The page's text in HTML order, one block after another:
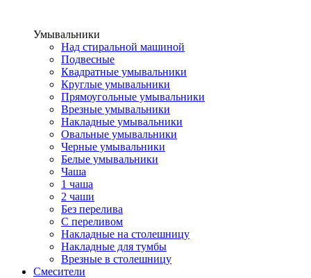
Умывальники
Над стиральной машиной
Подвесные
Квадратные умывальники
Круглые умывальники
Прямоугольные умывальники
Врезные умывальники
Накладные умывальники
Овальные умывальники
Черные умывальники
Белые умывальники
Чаша
1 чаша
2 чаши
Без перелива
С переливом
Накладные на столешницу
Накладные для тумбы
Врезные в столешницу
Смесители